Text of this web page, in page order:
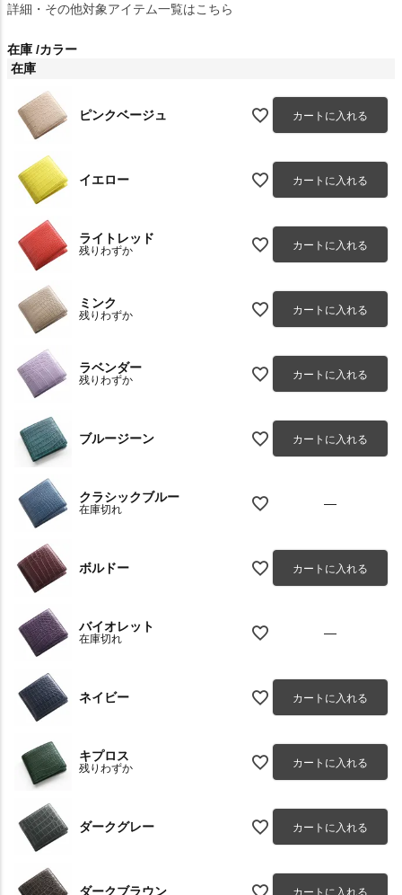
詳細・その他対象アイテム一覧はこちら
在庫 カラー
在庫
ピンクベージュ カートに入れる
イエロー カートに入れる
ライトレッド
残りわずか カートに入れる
ミンク
残りわずか カートに入れる
ラベンダー
残りわずか カートに入れる
ブルージーン カートに入れる
クラシックブルー
在庫切れ —
ボルドー カートに入れる
バイオレット
在庫切れ —
ネイビー カートに入れる
キプロス
残りわずか カートに入れる
ダークグレー カートに入れる
ダークブラウン カートに入れる